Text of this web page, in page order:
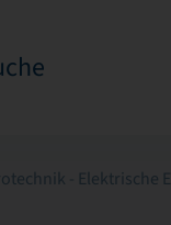
- Elektrische